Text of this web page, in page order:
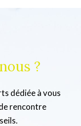
?
dédiée à vous
rencontre